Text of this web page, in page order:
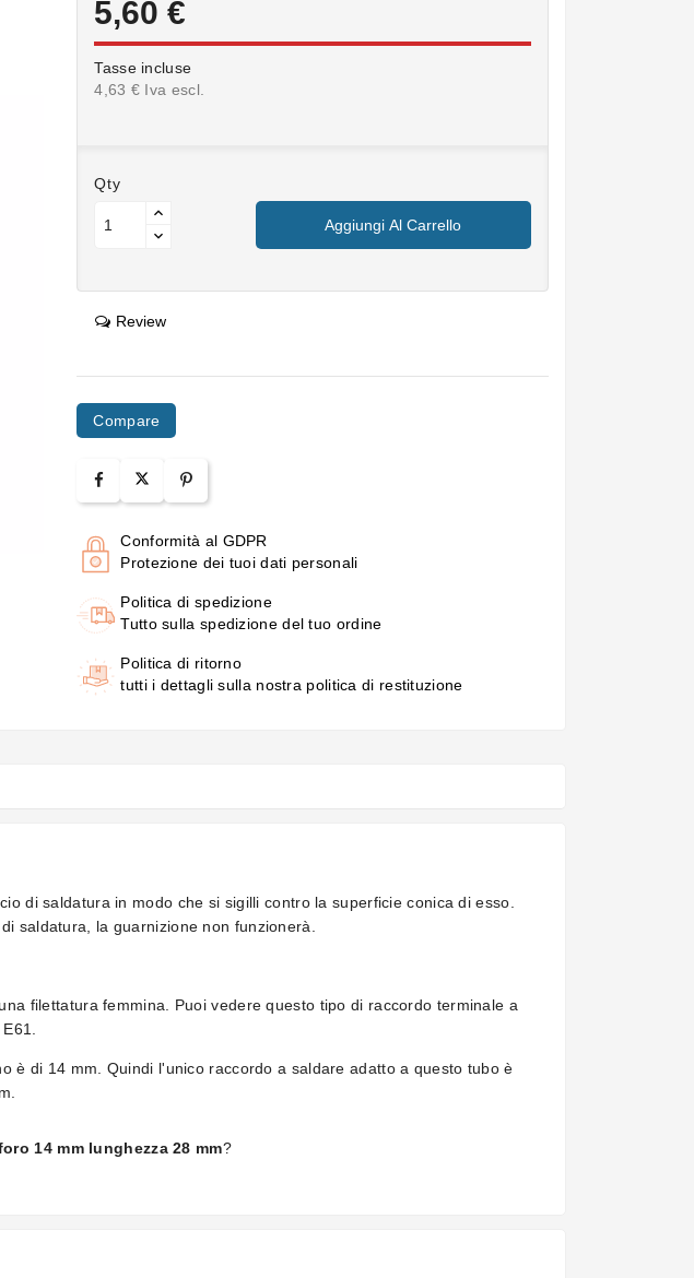
5,60 €
Tasse incluse
4,63 € Iva escl.
Qty
Aggiungi Al Carrello
Review
Compare
Conformità al GDPR
Protezione dei tuoi dati personali
Politica di spedizione
Tutto sulla spedizione del tuo ordine
Politica di ritorno
tutti i dettagli sulla nostra politica di restituzione
di saldatura in modo che si sigilli contro la superficie conica di esso.
saldatura, la guarnizione non funzionerà.
filettatura femmina. Puoi vedere questo tipo di raccordo terminale a
è di 14 mm. Quindi l'unico raccordo a saldare adatto a questo tubo è
14 mm lunghezza 28 mm?